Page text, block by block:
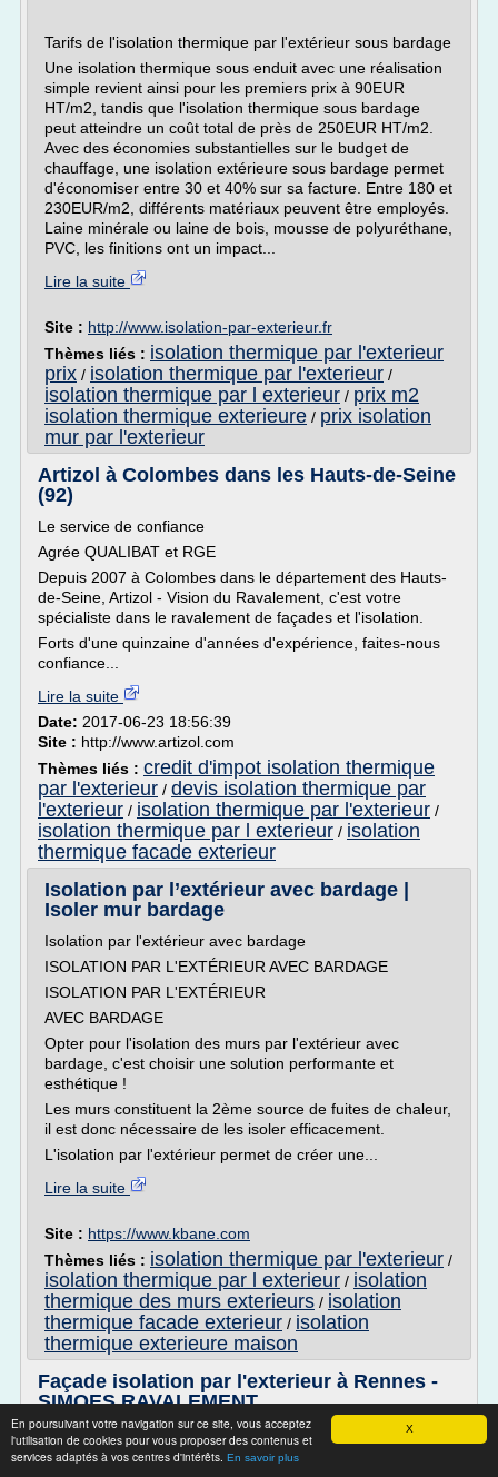
X
En poursuivant votre navigation sur ce site, vous acceptez
l'utilisation de cookies pour vous proposer des contenus et
services adaptés à vos centres d'intérêts. En savoir plus
Tarifs de l'isolation thermique par l'extérieur sous bardage
Une isolation thermique sous enduit avec une réalisation
simple revient ainsi pour les premiers prix à 90EUR
HT/m2, tandis que l'isolation thermique sous bardage
peut atteindre un coût total de près de 250EUR HT/m2.
Avec des économies substantielles sur le budget de
chauffage, une isolation extérieure sous bardage permet
d'économiser entre 30 et 40% sur sa facture. Entre 180 et
230EUR/m2, différents matériaux peuvent être employés.
Laine minérale ou laine de bois, mousse de polyuréthane,
PVC, les finitions ont un impact...
Lire la suite
Site : http://www.isolation-par-exterieur.fr
Thèmes liés : isolation thermique par l'exterieur
prix / isolation thermique par l'exterieur /
isolation thermique par l exterieur / prix m2
isolation thermique exterieure / prix isolation
mur par l'exterieur
Artizol à Colombes dans les Hauts-de-Seine
(92)
Le service de confiance
Agrée QUALIBAT et RGE
Depuis 2007 à Colombes dans le département des Hauts-
de-Seine, Artizol - Vision du Ravalement, c'est votre
spécialiste dans le ravalement de façades et l'isolation.
Forts d'une quinzaine d'années d'expérience, faites-nous
confiance...
Lire la suite
Date: 2017-06-23 18:56:39
Site : http://www.artizol.com
Thèmes liés : credit d'impot isolation thermique
par l'exterieur / devis isolation thermique par
l'exterieur / isolation thermique par l'exterieur /
isolation thermique par l exterieur / isolation
thermique facade exterieur
Isolation par l’extérieur avec bardage |
Isoler mur bardage
Isolation par l'extérieur avec bardage
ISOLATION PAR L'EXTÉRIEUR AVEC BARDAGE
ISOLATION PAR L'EXTÉRIEUR
AVEC BARDAGE
Opter pour l'isolation des murs par l'extérieur avec
bardage, c'est choisir une solution performante et
esthétique !
Les murs constituent la 2ème source de fuites de chaleur,
il est donc nécessaire de les isoler efficacement.
L'isolation par l'extérieur permet de créer une...
Lire la suite
Site : https://www.kbane.com
Thèmes liés : isolation thermique par l'exterieur /
isolation thermique par l exterieur / isolation
thermique des murs exterieurs / isolation
thermique facade exterieur / isolation
thermique exterieure maison
Façade isolation par l'exterieur à Rennes -
SIMOES RAVALEMENT
Actus
.. Façade isolation par l'exterieur à Rennes Cohérence